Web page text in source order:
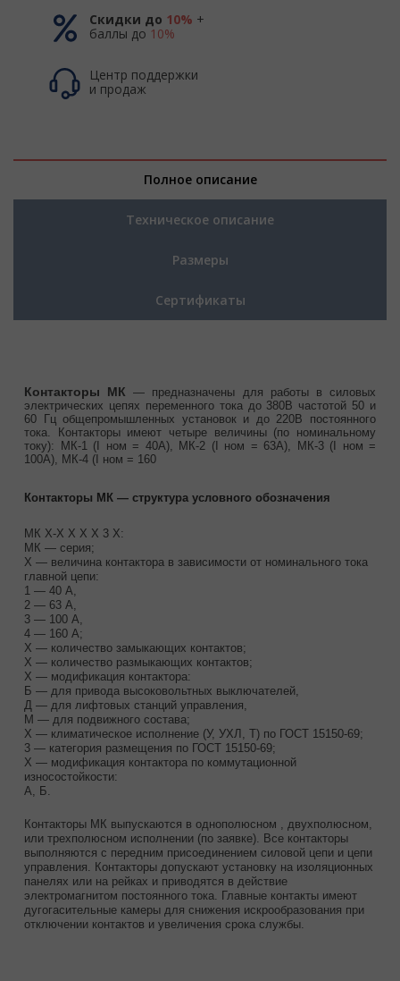
Скидки до 10% +
баллы до 10%
Центр поддержки
и продаж
Полное описание
Техническое описание
Размеры
Сертификаты
Контакторы МК — предназначены для работы в силовых
электрических цепях переменного тока до 380В частотой 50 и
60 Гц общепромышленных установок и до 220В постоянного
тока. Контакторы имеют четыре величины (по номинальному
току): МК-1 (I ном = 40А), МК-2 (I ном = 63А), МК-3 (I ном =
100А), МК-4 (I ном = 160
Контакторы МК — структура условного обозначения
МК Х-Х Х Х Х 3 Х:
МК — серия;
Х — величина контактора в зависимости от номинального тока
главной цепи:
1 — 40 А,
2 — 63 А,
3 — 100 А,
4 — 160 А;
Х — количество замыкающих контактов;
Х — количество размыкающих контактов;
Х — модификация контактора:
Б — для привода высоковольтных выключателей,
Д — для лифтовых станций управления,
М — для подвижного состава;
Х — климатическое исполнение (У, УХЛ, Т) по ГОСТ 15150-69;
3 — категория размещения по ГОСТ 15150-69;
Х — модификация контактора по коммутационной
износостойкости:
А, Б.
Контакторы МК выпускаются в однополюсном , двухполюсном,
или трехполюсном исполнении (по заявке). Все контакторы
выполняются с передним присоединением силовой цепи и цепи
управления. Контакторы допускают установку на изоляционных
панелях или на рейках и приводятся в действие
электромагнитом постоянного тока. Главные контакты имеют
дугогасительные камеры для снижения искрообразования при
отключении контактов и увеличения срока службы.